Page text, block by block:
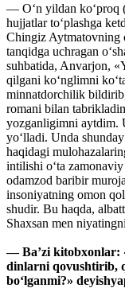
— O‘n yildan ko‘proq
hujjatlar to‘plashga
Chingiz Aytmatovning
tanqidga uchragan
suhbatida, Anvarjon,
qilgani ko‘nglimni
minnatdorchilik
romani bilan
yozganligimni aytdim.
yo‘lladi. Unda
haqidagi
intilishi o‘ta
odamzod baribir
insoniyatning omon
shudir. Bu haqda,
Shaxsan men
— Ba’zi kitobxonlar:
dinlarni qovushtirib,
bo‘lganmi?»